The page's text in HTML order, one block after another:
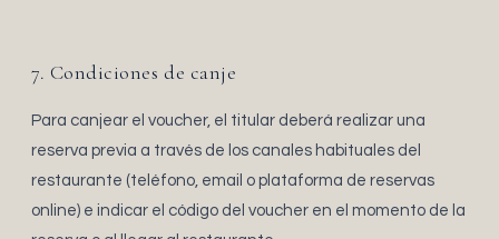
7. Condiciones de canje
Para canjear el voucher, el titular deberá realizar una
reserva previa a través de los canales habituales del
restaurante (teléfono, email o plataforma de reservas
online) e indicar el código del voucher en el momento de la